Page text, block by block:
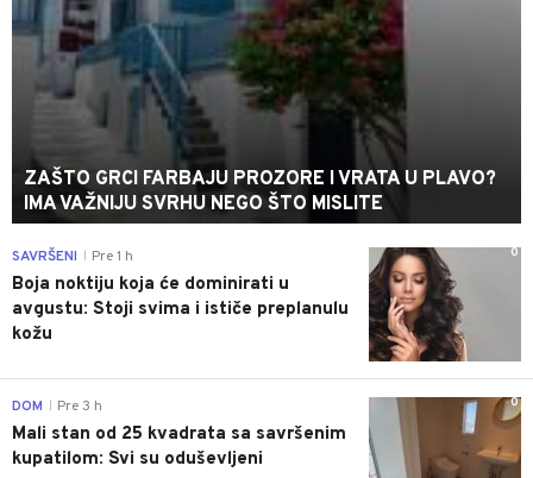
ZAŠTO GRCI FARBAJU PROZORE I VRATA U PLAVO?
IMA VAŽNIJU SVRHU NEGO ŠTO MISLITE
0
SAVRŠENI Pre 1 h
Boja noktiju koja će dominirati u
avgustu: Stoji svima i ističe preplanulu
kožu
0
DOM Pre 3 h
Mali stan od 25 kvadrata sa savršenim
kupatilom: Svi su oduševljeni